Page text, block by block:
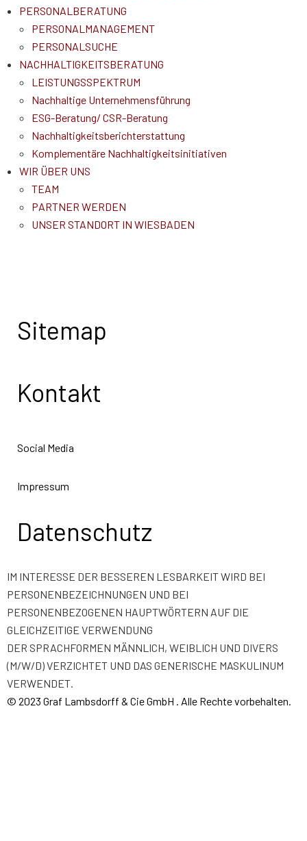
PERSONALBERATUNG
PERSONALMANAGEMENT
PERSONALSUCHE
NACHHALTIGKEITSBERATUNG
LEISTUNGSSPEKTRUM
Nachhaltige Unternehmensführung
ESG-Beratung/ CSR-Beratung
Nachhaltigkeitsberichterstattung
Komplementäre Nachhaltigkeitsinitiativen
WIR ÜBER UNS
TEAM
PARTNER WERDEN
UNSER STANDORT IN WIESBADEN
Sitemap
Kontakt
Social Media
Impressum
Datenschutz
IM INTERESSE DER BESSEREN LESBARKEIT WIRD BEI
PERSONENBEZEICHNUNGEN UND BEI
PERSONENBEZOGENEN HAUPTWÖRTERN AUF DIE
GLEICHZEITIGE VERWENDUNG
DER SPRACHFORMEN MÄNNLICH, WEIBLICH UND DIVERS
(M/W/D) VERZICHTET UND DAS GENERISCHE MASKULINUM
VERWENDET.
© 2023 Graf Lambsdorff & Cie GmbH . Alle Rechte vorbehalten.